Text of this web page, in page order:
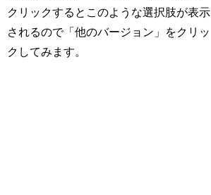
クリックするとこのような選択肢が表示
されるので「他のバージョン」をクリッ
クしてみます。